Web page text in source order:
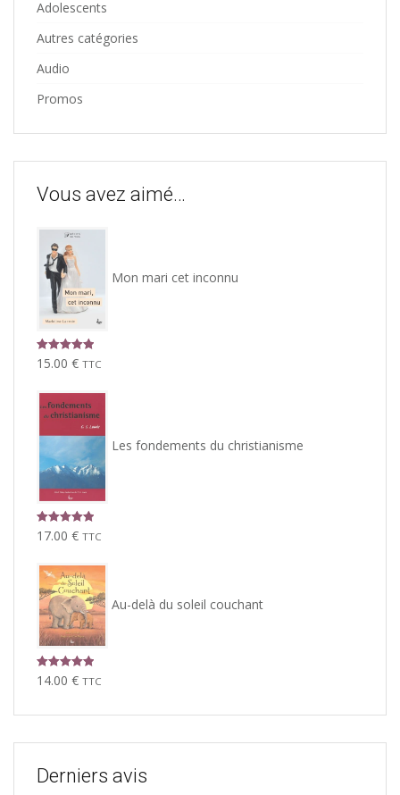
Adolescents
Autres catégories
Audio
Promos
Vous avez aimé…
Mon mari cet inconnu
Note 5.00
15.00 € TTC
Les fondements du christianisme
Note 5.00
17.00 € TTC
Au-delà du soleil couchant
Note 5.00
14.00 € TTC
Derniers avis